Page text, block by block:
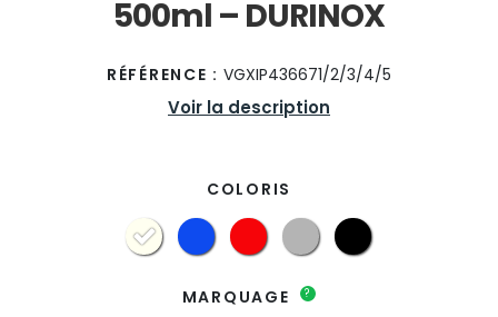
500ml – DURINOX
RÉFÉRENCE : VGXIP436671/2/3/4/5
Voir la description
COLORIS
MARQUAGE ?